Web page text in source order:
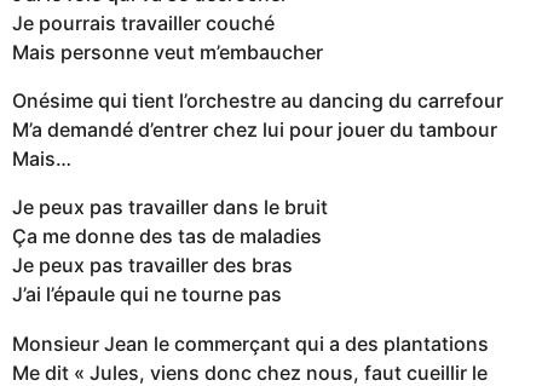
Je pourrais travailler couché
Mais personne veut m’embaucher
Onésime qui tient l’orchestre au dancing du carrefour
M’a demandé d’entrer chez lui pour jouer du tambour
Mais…
Je peux pas travailler dans le bruit
Ça me donne des tas de maladies
Je peux pas travailler des bras
J’ai l’épaule qui ne tourne pas
Monsieur Jean le commerçant qui a des plantations
Me dit « Jules, viens donc chez nous, faut cueillir le